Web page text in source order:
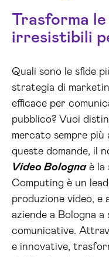
Trasforma
irresistibili
Quali sono le sfide
strategia di
efficace per
pubblico? Vuoi
mercato sempre più
queste domande, il
Video Bolognaè la
Computing è un
produzione video, e
aziende a Bologna
comunicative.
e innovative,